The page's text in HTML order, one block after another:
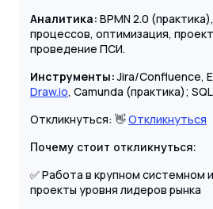
Аналитика: BPMN 2.0
процессов, оптимизация,
проведение ПСИ.
Инструменты:Jira/Confluence,
Draw.io, Camunda (практика);
Откликнуться: 👋Откликнуться
Почему стоит откликнуться:
✅ Работа в крупном системном
проекты уровня лидеров рынка